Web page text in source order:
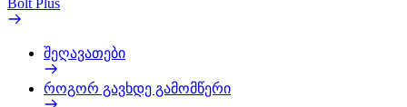
Bolt Plus
შეღავათები
როგორ გავხდე გამომწერი